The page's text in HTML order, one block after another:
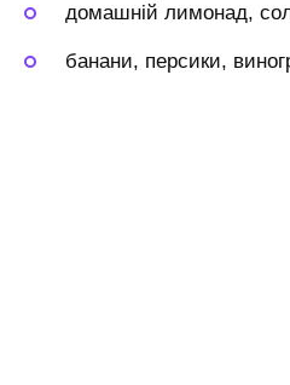
домашній лимонад,
банани, персики,